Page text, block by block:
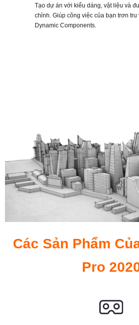
Tạo dự án với kiểu dáng, vật liệu và
chỉnh. Giúp công việc của bạn trơn tru
Dynamic Components.
Các Sản Phẩm
Pro